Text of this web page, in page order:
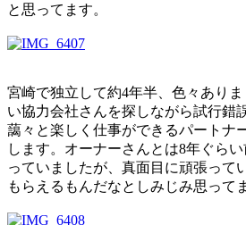
と思ってます。
宮崎で独立して約4年半、色々あり
い協力会社さんを探しながら試行錯
藹々と楽しく仕事ができるパートナ
します。オーナーさんとは8年ぐら
っていましたが、真面目に頑張って
もらえるもんだなとしみじみ思って